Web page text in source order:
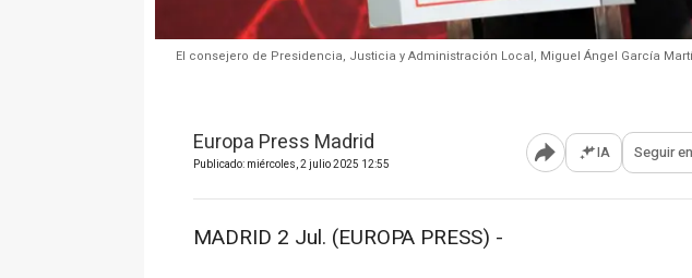
El consejero de Presidencia, Justicia y Administración Local, Miguel Ángel García
Europa Press Madrid
Publicado: miércoles, 2 julio 2025 12:55 Abrir opciones
IA Seguir en
MADRID 2 Jul. (EUROPA PRESS) -